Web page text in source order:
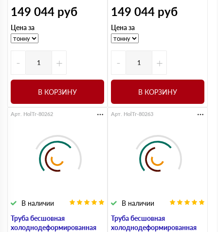
149 044 руб
Цена за
- +
В КОРЗИНУ
149 044 руб
Цена за
- +
В КОРЗИНУ
Труба бесшовная
холоднодеформированная
В наличии
Арт. HolTr-80262
Труба бесшовная
холоднодеформированная
В наличии
Арт. HolTr-80263